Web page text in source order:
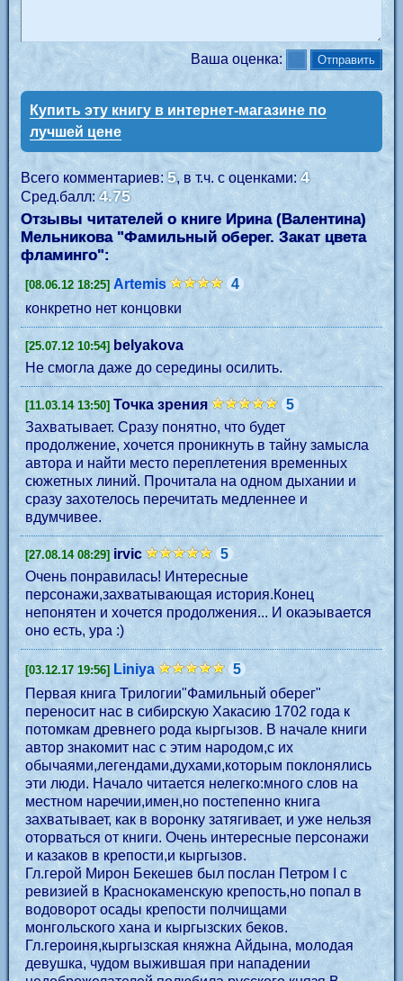
Ваша оценка:
Купить эту книгу в интернет-магазине по
лучшей цене
Всего комментариев:5, в т.ч. с оценками:4
Сред.балл:4.75
Отзывы читателей о книге Ирина (Валентина)
Мельникова "Фамильный оберег. Закат цвета
фламинго":
[08.06.12 18:25] Artemis
4
конкретно нет концовки
[25.07.12 10:54] belyakova
Не смогла даже до середины осилить.
[11.03.14 13:50] Точка зрения
5
Захватывает. Сразу понятно, что будет
продолжение, хочется проникнуть в тайну замысла
автора и найти место переплетения временных
сюжетных линий. Прочитала на одном дыхании и
сразу захотелось перечитать медленнее и
вдумчивее.
[27.08.14 08:29] irvic
5
Очень понравилась! Интересные
персонажи,захватывающая история.Конец
непонятен и хочется продолжения... И окаэывается
оно есть, ура :)
[03.12.17 19:56] Liniya
5
Первая книга Трилогии"Фамильный оберег"
переносит нас в сибирскую Хакасию 1702 года к
потомкам древнего рода кыргызов. В начале книги
автор знакомит нас с этим народом,с их
обычаями,легендами,духами,которым поклонялись
эти люди. Начало читается нелегко:много слов на
местном наречии,имен,но постепенно книга
захватывает, как в воронку затягивает, и уже нельзя
оторваться от книги. Очень интересные персонажи
и казаков в крепости,и кыргызов.
Гл.герой Мирон Бекешев был послан Петром I с
ревизией в Краснокаменскую крепость,но попал в
водоворот осады крепости полчищами
монгольского хана и кыргызских беков.
Гл.героиня,кыргызская княжна Айдына, молодая
девушка, чудом выжившая при нападении